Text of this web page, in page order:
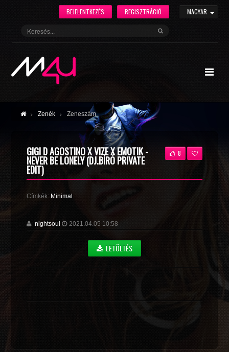
MAGYAR
REGISZTRÁCIÓ
BEJELENTKEZÉS
Zenék Zeneszám
GIGI D AGOSTINO X VIZE X EMOTIK -
NEVER BE LONELY (DJ.BÍRÓ PRIVATE
EDIT)
8
Címkék: Minimal
nightsoul 2021.04.05 10:58
LETÖLTÉS